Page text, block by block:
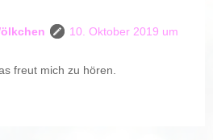
10. Oktober 2019 um
freut mich zu hören.